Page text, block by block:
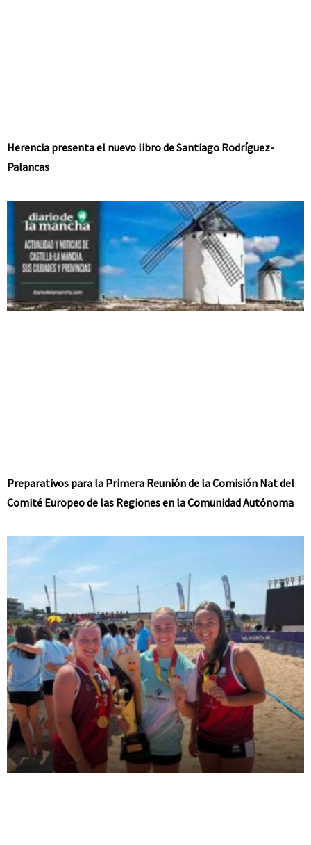
Herencia presenta el nuevo libro de Santiago Rodríguez-
Palancas
Preparativos para la Primera Reunión de la Comisión Nat del
Comité Europeo de las Regiones en la Comunidad Autónoma